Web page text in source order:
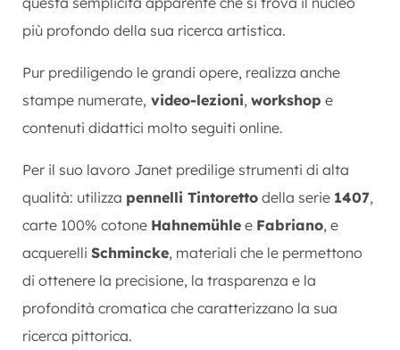
più profondo della sua ricerca artistica.
Pur prediligendo le grandi opere, realizza anche
stampe numerate, video-lezioni, workshop e
contenuti didattici molto seguiti online.
Per il suo lavoro Janet predilige strumenti di alta
qualità: utilizza pennelli Tintoretto della serie 1407,
carte 100% cotone Hahnemühle e Fabriano, e
acquerelli Schmincke, materiali che le permettono
di ottenere la precisione, la trasparenza e la
profondità cromatica che caratterizzano la sua
ricerca pittorica.